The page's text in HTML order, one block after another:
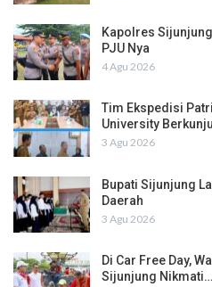
Kapolres
PJU Nya
4 Agu 2026
Tim Ekspedisi
University
3 Agu 2026
Bupati Sijunjung
Daerah
3 Agu 2026
Di Car Free Day,
Sijunjung Nikmati…